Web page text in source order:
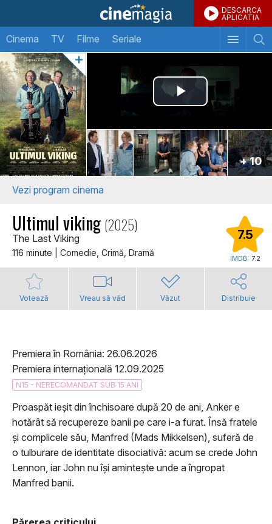
DESCARCA
APLICATIA
Cinema TV Filme Seriale
+ 10
Vezi program cinema
Ultimul viking (2025)
The Last Viking
116 minute | Comedie, Crimă, Dramă
7.5
IMDB: 7.2
Votează Vreau să văd Văzut Distribuie
Premiera în România: 26.06.2026
Premiera internațională 12.09.2025
N15 - NERECOMANDAT SUB 15 ANI
Proaspăt ieșit din închisoare după 20 de ani, Anker e
hotărât să recupereze banii pe care i-a furat. Însă fratele
și complicele său, Manfred (Mads Mikkelsen), suferă de
o tulburare de identitate disociativă: acum se crede John
Lennon, iar John nu își amintește unde a îngropat
Manfred banii.